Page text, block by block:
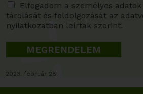
A
d
a
t
d
e
Elfogadom a személyes
tárolását és feldolgozását az
nyilatkozatban leírtak szerint.
MEGRENDELEM
2023. február 28.